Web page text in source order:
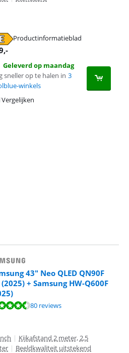
Productinformatieblad
,-
Geleverd op maandag
sneller op te halen in 3
winkels
Vergelijken
43" Neo QLED QN90F
+ Samsung HW-Q600F
op 80 reviews.
80 reviews
| Kijkafstand 2 meter, 2,5
| Beeldkwaliteit uitstekend